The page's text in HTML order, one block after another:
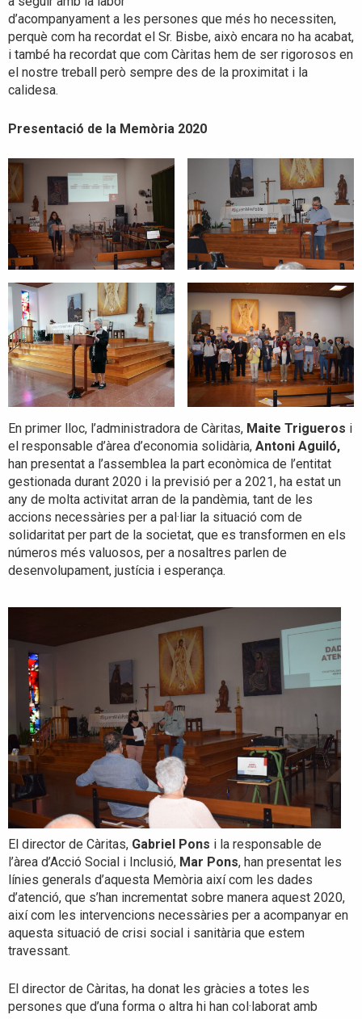
d’acompanyament a les persones que més ho necessiten,
perquè com ha recordat el Sr. Bisbe, això encara no ha acabat,
i també ha recordat que com Càritas hem de ser rigorosos en
el nostre treball però sempre des de la proximitat i la
calidesa.
Presentació de la Memòria 2020
En primer lloc, l’administradora de Càritas, Maite Trigueros i
el responsable d’àrea d’economia solidària, Antoni Aguiló,
han presentat a l’assemblea la part econòmica de l’entitat
gestionada durant 2020 i la previsió per a 2021, ha estat un
any de molta activitat arran de la pandèmia, tant de les
accions necessàries per a pal·liar la situació com de
solidaritat per part de la societat, que es transformen en els
números més valuosos, per a nosaltres parlen de
desenvolupament, justícia i esperança.
El director de Càritas, Gabriel Pons i la responsable de
l’àrea d’Acció Social i Inclusió, Mar Pons, han presentat les
línies generals d’aquesta Memòria així com les dades
d’atenció, que s’han incrementat sobre manera aquest 2020,
així com les intervencions necessàries per a acompanyar en
aquesta situació de crisi social i sanitària que estem
travessant.
El director de Càritas, ha donat les gràcies a totes les
persones que d’una forma o altra hi han col·laborat amb